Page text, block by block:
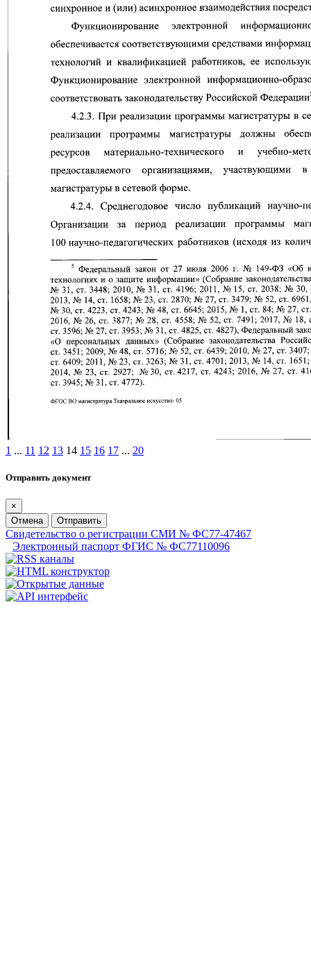
1 ... 11 12 13 14 15 16 17 ... 20
Отправить документ
×
Отмена
Отправить
Свидетельство о регистрации СМИ № ФС77-47467
Электронный паспорт ФГИС № ФС77110096